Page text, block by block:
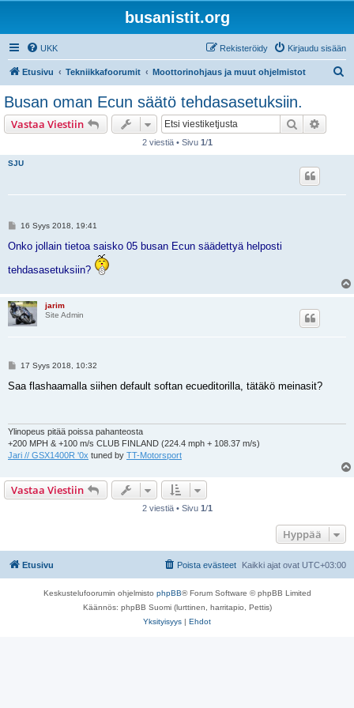
busanistit.org
UKK Kirjaudu sisään
Rekisteröidy
Etusivu Tekniikkafoorumit Moottorinohjaus ja muut ohjelmistot
Busan oman Ecun säätö tehdasasetuksiin.
Vastaa Viestiin Etsi
2 viestiä • Sivu 1/1
SJU
V
e
i
16 Syys 2018, 19:41
Onko jollain tietoa saisko 05 busan Ecun säädettyä helposti
tehdasasetuksiin?
jarim
Site Admin
V
e
17 Syys 2018, 10:32
Saa flashaamalla siihen default softan ecueditorilla, tätäkö meinasit?
Ylinopeus pitää poissa pahanteosta
+200 MPH & +100 m/s CLUB FINLAND (224.4 mph + 108.37 m/s)
Jari // GSX1400R '0x tuned by TT-Motorsport
Vastaa Viestiin
2 viestiä • Sivu 1 /1
Hyppää
Etusivu Kaikki ajat ovat UTC+03:00
Poista evästeet
Keskustelufoorumin ohjelmisto phpBB® Forum Software © phpBB Limited
Käännös: phpBB Suomi (lurttinen, harritapio, Pettis)
Yksityisyys | Ehdot